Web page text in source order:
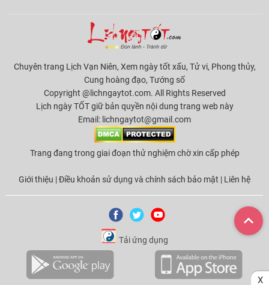
Chuyên trang Lịch Vạn Niên, Xem ngày tốt xấu, Tử vi, Phong thủy,
Cung hoàng đạo, Tướng số
Copyright @lichngaytot.com. All Rights Reserved
Lịch ngày TỐT giữ bản quyền nội dung trang web này
Email: lichngaytot@gmail.com
Trang đang trong giai đoạn thử nghiệm chờ xin cấp phép
Giới thiệu |Điều khoản sử dụng và chính sách bảo mật | Liên hệ
Tải ứng dụng
X